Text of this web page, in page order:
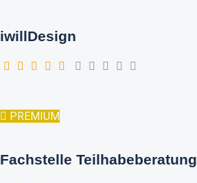
iwillDesign
PREMIUM
Fachstelle Teilhabeberatung